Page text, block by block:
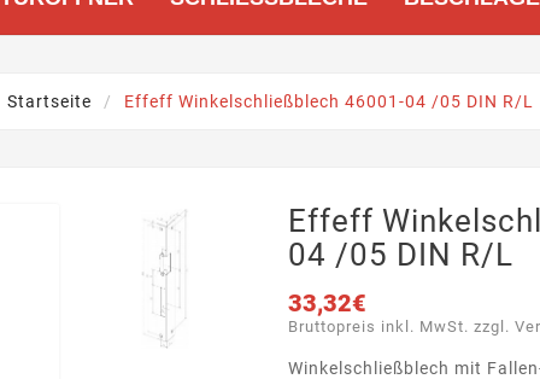
Startseite Effeff Winkelschließblech 46001-04 /05 DIN R/L
Effeff
04 /05 DIN R/L
33,32€
Bruttopreis inkl. MwSt. zzgl.
Winkelschließblech mit